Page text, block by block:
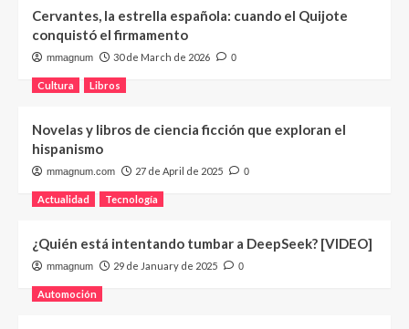
Cervantes, la estrella española: cuando el Quijote
conquistó el firmamento
mmagnum 30 de March de 2026 0
Cultura Libros
Novelas y libros de ciencia ficción que exploran el
hispanismo
mmagnum.com 27 de April de 2025 0
Actualidad Tecnología
¿Quién está intentando tumbar a DeepSeek? [VIDEO]
mmagnum 29 de January de 2025 0
Automoción